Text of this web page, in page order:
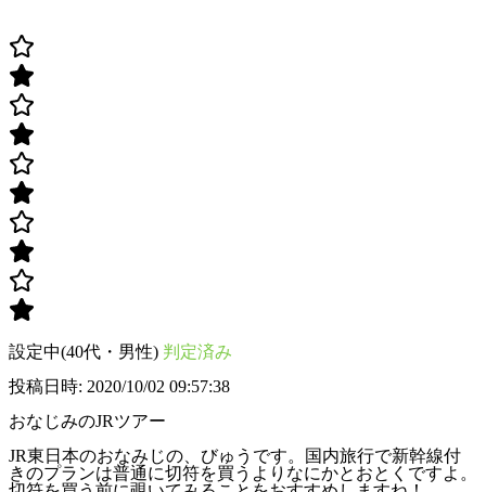
設定中(40代・男性) 判定済み
投稿日時: 2020/10/02 09:57:38
おなじみのJRツアー
JR東日本のおなみじの、びゅうです。国内旅行で新幹線付
きのプランは普通に切符を買うよりなにかとおとくですよ。